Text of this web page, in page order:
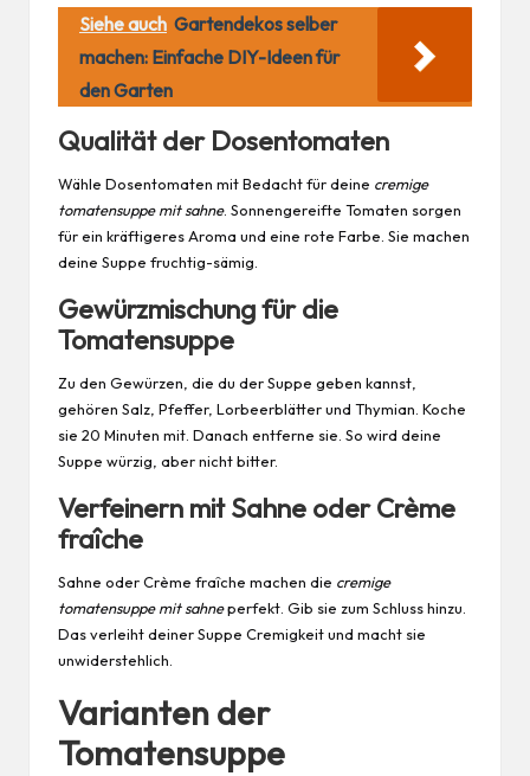
Siehe auch Gartendekos selber
machen: Einfache DIY-Ideen für
den Garten
Qualität der Dosentomaten
Wähle Dosentomaten mit Bedacht für deine cremige
tomatensuppe mit sahne. Sonnengereifte Tomaten sorgen
für ein kräftigeres Aroma und eine rote Farbe. Sie machen
deine Suppe fruchtig-sämig.
Gewürzmischung für die
Tomatensuppe
Zu den Gewürzen, die du der Suppe geben kannst,
gehören Salz, Pfeffer, Lorbeerblätter und Thymian. Koche
sie 20 Minuten mit. Danach entferne sie. So wird deine
Suppe würzig, aber nicht bitter.
Verfeinern mit Sahne oder Crème
fraîche
Sahne oder Crème fraîche machen die cremige
tomatensuppe mit sahneperfekt. Gib sie zum Schluss hinzu.
Das verleiht deiner Suppe Cremigkeit und macht sie
unwiderstehlich.
Varianten der
Tomatensuppe